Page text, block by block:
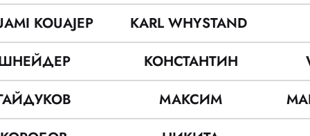
KOUAJEP
KARL WHYSTAND
КОНСТАНТИН
МАКСИМ